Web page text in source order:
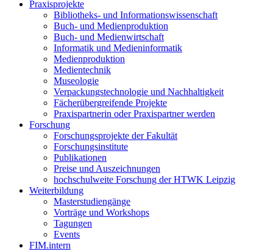
Praxisprojekte
Bibliotheks- und Informationswissenschaft
Buch- und Medienproduktion
Buch- und Medienwirtschaft
Informatik und Medieninformatik
Medienproduktion
Medientechnik
Museologie
Verpackungstechnologie und Nachhaltigkeit
Fächerübergreifende Projekte
Praxispartnerin oder Praxispartner werden
Forschung
Forschungsprojekte der Fakultät
Forschungsinstitute
Publikationen
Preise und Auszeichnungen
hochschulweite Forschung der HTWK Leipzig
Weiterbildung
Masterstudiengänge
Vorträge und Workshops
Tagungen
Events
FIM.intern